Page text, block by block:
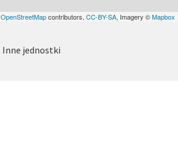
OpenStreetMapcontributors, CC-BY-SA, Imagery ©Mapbox
Inne jednostki